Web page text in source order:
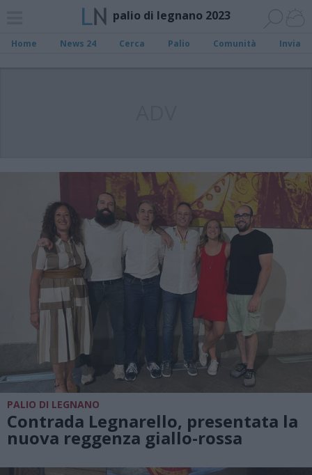
palio di legnano 2023
Home News 24 Cerca Palio Comunità Invia
PALIO DI LEGNANO
Contrada Legnarello, presentata la
nuova reggenza giallo-rossa